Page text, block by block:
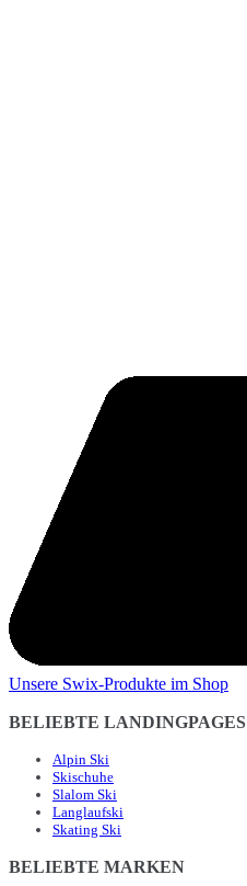
Unsere Swix-Produkte im Shop
BELIEBTE LANDINGPAGES
Alpin Ski
Skischuhe
Slalom Ski
Langlaufski
Skating Ski
BELIEBTE MARKEN